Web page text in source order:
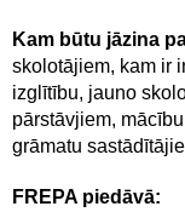
Kam būtu jāzina
skolotājiem, kam ir
izglītību, jauno
pārstāvjiem,
grāmatu
FREPA piedāvā: